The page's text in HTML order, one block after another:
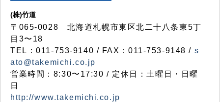
(株)竹道
〒065-0028 北海道札幌市東区北二十八条東5丁
目3〜18
TEL：011-753-9140 / FAX：011-753-9148 / s
ato@takemichi.co.jp
営業時間：8:30〜17:30 / 定休日：土曜日・日曜
日
http://www.takemichi.co.jp